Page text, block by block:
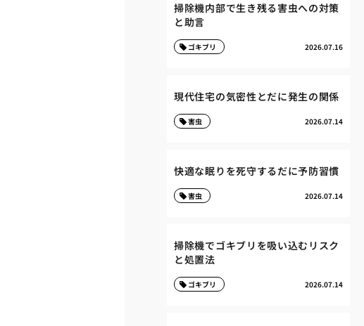
掃除機内部で生き残る害虫への対策
と助言
2026.07.16
ゴキブリ
現代住宅の気密性とだに発生の関係
2026.07.14
害虫
快適な眠りを死守するだに予防習慣
2026.07.14
害虫
掃除機でゴキブリを吸い込むリスク
と処置法
2026.07.14
ゴキブリ